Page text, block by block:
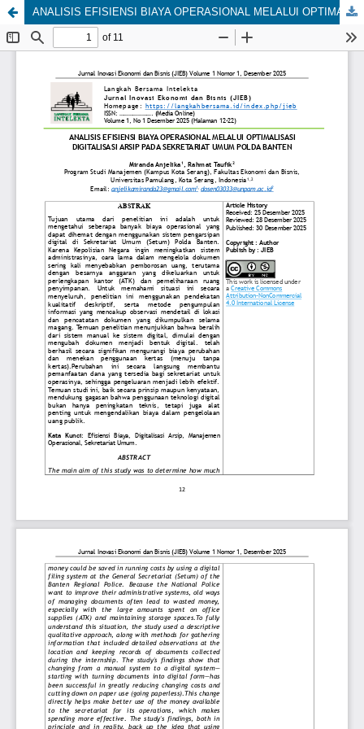
ANALISIS EFISIENSI BIAYA OPERASIONAL MELALUI OPTIMALISASI DIGITALISASI ARSIP PADA SEKRETARIAT UMUM POLDA BANTEN